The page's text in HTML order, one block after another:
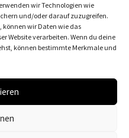
wir Technologien wie
und/oder darauf zuzugreifen.
können wir Daten wie das
Website verarbeiten. Wenn du deine
können bestimmte Merkmale und
| Daniela Christmann